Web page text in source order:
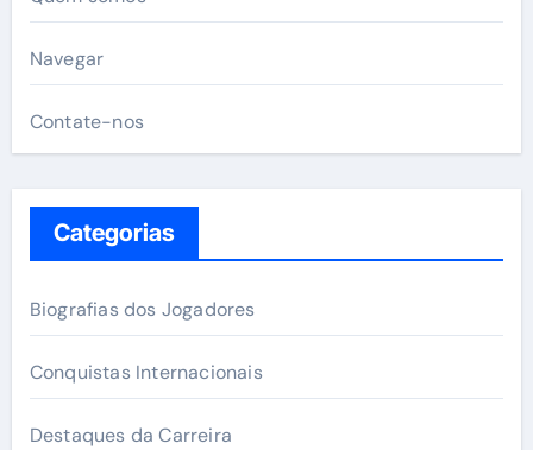
Navegar
Contate-nos
Categorias
Biografias dos Jogadores
Conquistas Internacionais
Destaques da Carreira